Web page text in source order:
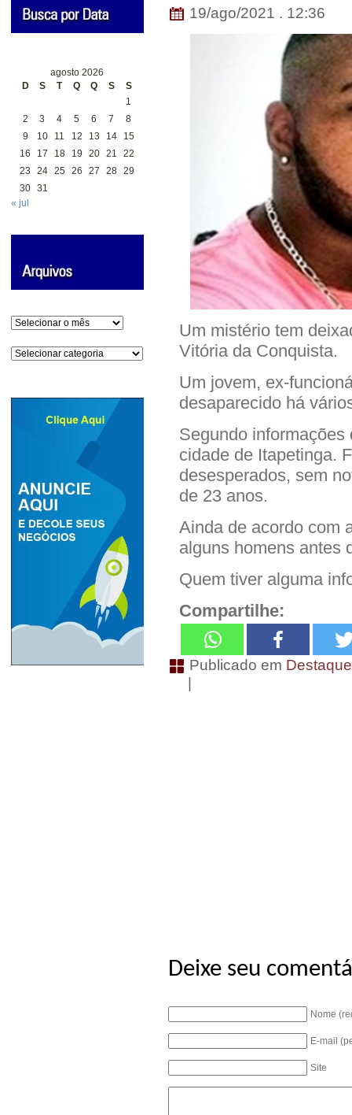
agosto 2026
D
S T Q Q S
S
1
2
3 4 5 6 7
8
9
10 11 12 13 14
15
16
17 18 19 20 21
22
23
24 25 26 27 28 29
30 31
« jul
Arquivos
Categorias
19/ago/2021 . 12:36
Um mistério tem
Vitória da Conquista.
Um jovem, ex-
desaparecido há
Segundo
cidade de Itapetinga.
desesperados, sem
de 23 anos.
Ainda de acordo com
alguns homens antes
Quem tiver alguma
Compartilhe:
Publicado em
|
Deixe seu
Nome
E-mail
Site